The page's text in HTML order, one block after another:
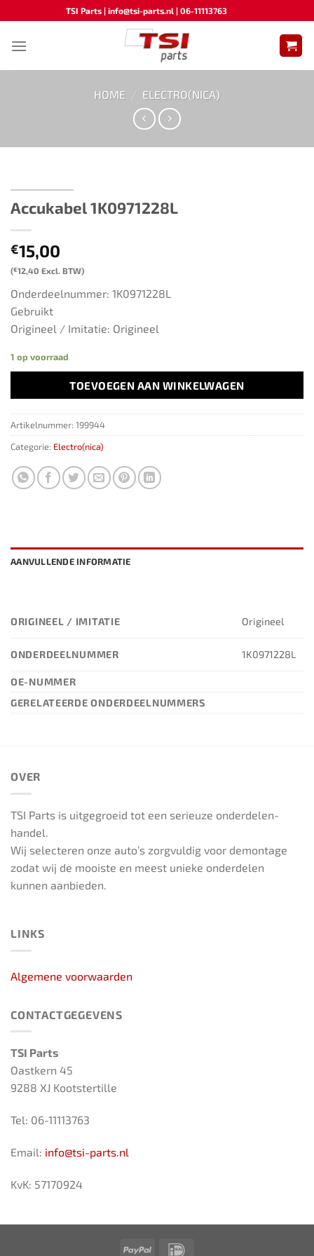
naar
inhoud
TSI Parts | info@tsi-parts.nl | 06-11113763
HOME / ELECTRO(NICA)
Accukabel ​​1K0971228L​ ​​​
€15,00
(€12,40 Excl. BTW)
Onderdeelnummer: 1K0971228L
Gebruikt
Origineel / Imitatie: Origineel
1 op voorraad
TOEVOEGEN AAN WINKELWAGEN
Artikelnummer: 199944
Categorie: Electro(nica)
AANVULLENDE INFORMATIE
ORIGINEEL / IMITATIE Origineel
ONDERDEELNUMMER 1K0971228L
OE-NUMMER
GERELATEERDE ONDERDEELNUMMERS
OVER
TSI Parts is uitgegroeid tot een serieuze onderdelen-
handel.
Wij selecteren onze auto’s zorgvuldig voor demontage
zodat wij de mooiste en meest unieke onderdelen
kunnen aanbieden.
LINKS
Algemene voorwaarden
CONTACTGEGEVENS
TSI Parts
Oastkern 45
9288 XJ Kootstertille
Tel: 06-11113763
Email: info@tsi-parts.nl
KvK: 57170924